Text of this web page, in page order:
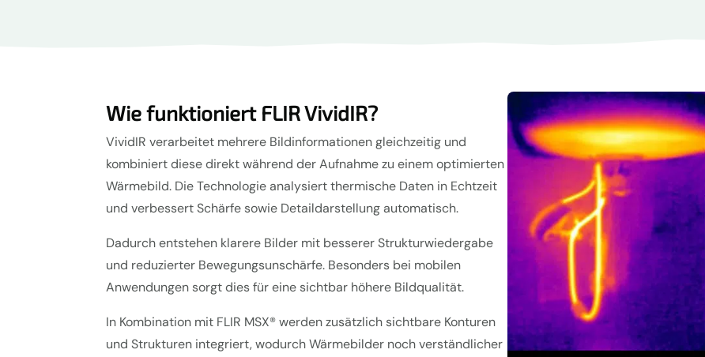
Wie funktioniert FLIR VividIR?
VividIR verarbeitet mehrere Bildinformationen gleichzeitig und
kombiniert diese direkt während der Aufnahme zu einem optimierten
Wärmebild. Die Technologie analysiert thermische Daten in Echtzeit
und verbessert Schärfe sowie Detaildarstellung automatisch.
Dadurch entstehen klarere Bilder mit besserer Strukturwiedergabe
und reduzierter Bewegungsunschärfe. Besonders bei mobilen
Anwendungen sorgt dies für eine sichtbar höhere Bildqualität.
In Kombination mit FLIR MSX® werden zusätzlich sichtbare Konturen
und Strukturen integriert, wodurch Wärmebilder noch verständlicher